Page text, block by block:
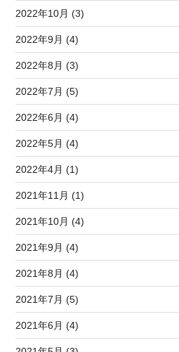
2022年10月 (3)
2022年9月 (4)
2022年8月 (3)
2022年7月 (5)
2022年6月 (4)
2022年5月 (4)
2022年4月 (1)
2021年11月 (1)
2021年10月 (4)
2021年9月 (4)
2021年8月 (4)
2021年7月 (5)
2021年6月 (4)